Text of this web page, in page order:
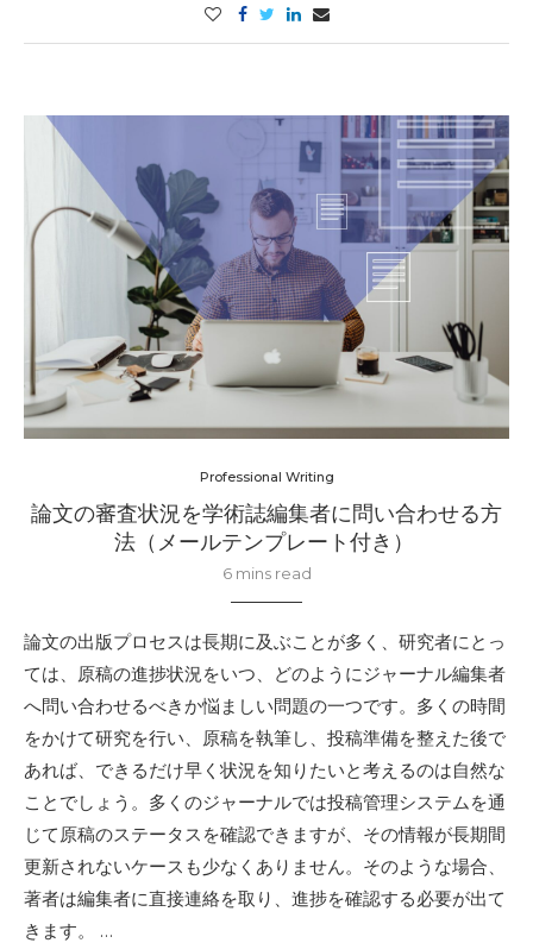
Professional Writing
論文の審査状況を学術誌編集者に問い合わせる方
法（メールテンプレート付き）
6 mins read
論文の出版プロセスは長期に及ぶことが多く、研究者にとっ
ては、原稿の進捗状況をいつ、どのようにジャーナル編集者
へ問い合わせるべきか悩ましい問題の一つです。多くの時間
をかけて研究を行い、原稿を執筆し、投稿準備を整えた後で
あれば、できるだけ早く状況を知りたいと考えるのは自然な
ことでしょう。多くのジャーナルでは投稿管理システムを通
じて原稿のステータスを確認できますが、その情報が長期間
更新されないケースも少なくありません。そのような場合、
著者は編集者に直接連絡を取り、進捗を確認する必要が出て
きます。 …